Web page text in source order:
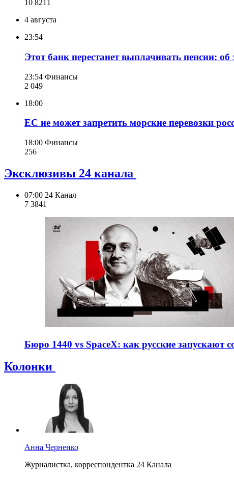
10 821 1
4 августа
23:54
Этот банк перестанет выплачивать пенсии:
23:54 Финансы
2 049
18:00
ЕС не может запретить морские перевозки
18:00 Финансы
256
Эксклюзивы 24 канала
07:00 24 Канал
7 3841
Бюро 1440 vs SpaceX: как русские запускают
Колонки
Анна Черненко
Журналистка, корреспондентка 24 Канала